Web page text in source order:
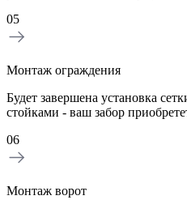
05
Монтаж ограждения
Будет завершена установка
стойками - ваш забор
06
Монтаж ворот